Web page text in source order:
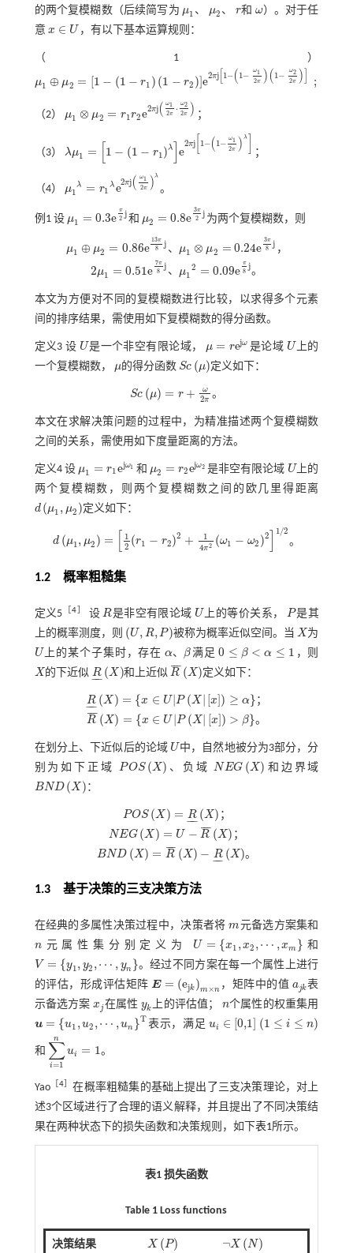
的两个复模糊数（后续简写为 μ1
μ1 、 μ2
μ2 、 r
r和 ω
ω）。对于任
意 x ∈ U
x∈U ，有以下基本运算规则：
（1）
μ1 ⊕ μ2 = [1 − (1 − r1 ) (1 − r2 )]e2πj[ 1−( 1−
ω1
2π )( 1−
ω2
2π ) ;
μ1 ⊕μ2= 1-1 -r1 2e2 1 -1- ω1 1- ω2 ;
（2） μ1 ⊗ μ2 = r1r2e2πj( ω1
2π
⋅
ω2
2π )
μ1 ⊗μ2= r1r 2 e2 πjω 2π 2π ；
（3） λμ1 = 1 − (1 − r1 )λ ]e
2πj 1−(1−
ω1
2π )λ
λμ1= 1-1 r1 λe 2πj 1-1 -ω1 πλ ；
（4） μ1
λ = r1
λ e2πj( ω1
2π )λ
μ1λ= r1 λe2 πjω 12 πλ 。
例1设 μ1 = 0.3e
π
2 j
μ1 =0.3eπ2j 和 μ2 = 0.8e
3π
2 j
μ2 =0.8e3π2j 为两个复模糊数，则
μ1 ⊕ μ2 = 0.86e
13π
8 j
μ1 ⊕μ2= 0.86e13π8 j 、 μ1 ⊗ μ2 =
μ1 ⊗μ2= 0.24e
3π
8 j
0.24e3 π 8 j，
2μ1 = 0.51e
7π
8 j
2μ1 0.51e7π8 j 、 μ1
2 = 0.09e
π
8 j
μ1 2 =0.09eπ8j 。
本文为方便对不同的复模糊数进行比较，以求得多个元素
间的排序结果，需使用如下复模糊数的得分函数。
定义3 设 U
U 是一个非空有限论域， μ = rejω
μ=re ω 是论域 U
U
上的
一个复模糊数，
μ
μ的得分函数 Sc (μ)
Scμ 定义如下：
Sc (μ) = r + ω
2π
Scμ =r+ω2 π 。
本文在求解决策问题的过程中，为精准描述两个复模糊数
之间的关系，需使用如下度量距离的方法。
定义4设 μ1 = r1ejω1
μ1 =r1 ejω1 和 μ2 = r2ejω2
μ2 =r2 ejω2 是非空有限论域 U
U
上的
两个复模糊数，则两个复模糊数之间的欧几里得距离
d (μ1 , μ2 )
dμ1,μ2 定义如下：
d (μ1, μ2 ) =
1
2 (r1 − r2)2 +
1
4π2 (ω1 − ω2 )2 1/2
dμ1,μ2=1 2 r1- 2+14 π2ω1-ω 221 /2 。
1.2 概率粗糙集
定义5 ［4 设 R
R 是非空有限论域 U
U上的等价关系， P
P 是其
上的概率测度，则 (U, R,P)
U,R, P 被称为概率近似空间。当 X
X 为
U
U 上的某个子集时，存在 α、 β
α、 β 满足 0 ≤ β < α ≤ 1
0 ≤β< α≤1 ，则
X
X 的下近似 R
−
−(X )
RX 和上近似 R
¯¯
¯ (X)
R¯ X 定义如下：
R
−
−(X ) = {x ∈ U |P (X [x ) ≥ α }
RX =x∈ U| PX|x ≥α ；
R
¯¯
¯ (X) = {x ∈ U P (X x ) > β}
R¯ X=x∈U| PX| x> β 。
在划分上、下近似后的论域 U
U 中，自然地被分为3部分，分
别为如下正域
POS (X)
POSX 、负域 NEG (X)
NEGX 和边界域
BND (X )
BNDX ：
POS (X ) = R
−
−(X)
POSX= RX ；
NEG (X ) = U − R
¯¯
¯ (X)
NEGX= U-R ¯ X ；
BND (X) = R
¯¯
¯ (X) − R
−
− (X)
BNDX= R¯X-RX 。
1.3 基于决策的三支决策方法
在经典的多属性决策过程中，决策者将 m
m 元备选方案集和
n
n元属性集分别定义为 U = {x1 ,x2 ,⋯ ,xm }
U x1 x2,⋯,xm 和
V = {y1, y2 ,⋯ , yn }
V y1 y2,⋯,yn
。经过不同方案在每一个属性上进行
的评估，形成评估矩阵 E = (ejk )m×n
E= ejk m×n ，矩阵中的值 ajk
ajk 表
示备选方案 x j
xj 在属性 yk
yk上的评估值； n
n个属性的权重集用
u = {u1 ,u2 ,⋯ ,un }T
u= u1 u2,⋯,u n 表示，满足 ui ∈ [0,1
ui∈0,1 (1 ≤ i ≤ n)
1≤ ≤n
和 ∑
i=1
n
ui = 1
∑i= 1nu =1 。
Yao［ 4］在概率粗糙集的基础上提出了三支决策理论，对上
述3个区域进行了合理的语义解释，并且提出了不同决策结
果在两种状态下的损失函数和决策规则，如下表1所示。
表1 损失函数
Table 1 Loss functions
决策结果 X ( P)
XP ¬X ( N)
¬XN